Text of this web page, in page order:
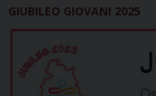
GIUBILEO GIOVANI 2025